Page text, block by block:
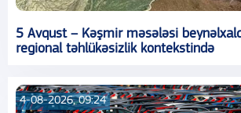
5 Avqust – Kəşmir məsələsi
regional təhlükəsizlik kontekstində
4-08-2026, 09:24